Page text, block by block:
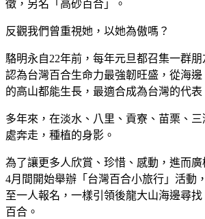
徵，另名「高砂百合」。
反觀我們曾重視她，以她為傲嗎？
駱明永自22年前，每年元旦都召集一群
認為台灣百合生命力最強韌旺盛，從海邊
的高山都能生長，最適合成為台灣的代表
多年來，在淡水、八里、貢寮、苗栗、
處奔走，種植的身影。
為了讓更多人欣賞、珍惜、感動，進而
4月間開始舉辦「台灣百合小旅行」活動
至一人報名，一樣引領後龍大山海邊尋
百合。